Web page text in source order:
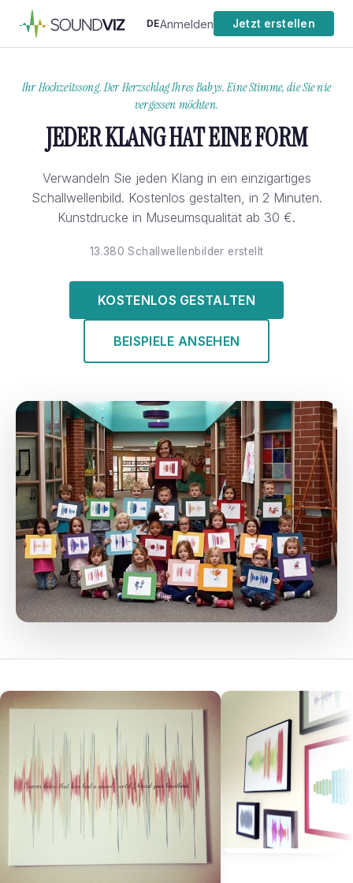
· · DEAnmelden Jetzt erstellen
Ihr Hochzeitssong. Der Herzschlag Ihres Babys. Eine Stimme, die Sie nie
vergessen möchten.
JEDER KLANG HAT EINE FORM
Verwandeln Sie jeden Klang in ein einzigartiges
Schallwellenbild. Kostenlos gestalten, in 2 Minuten.
Kunstdrucke in Museumsqualität ab 30 €.
13.380 Schallwellenbilder erstellt
KOSTENLOS GESTALTEN
BEISPIELE ANSEHEN